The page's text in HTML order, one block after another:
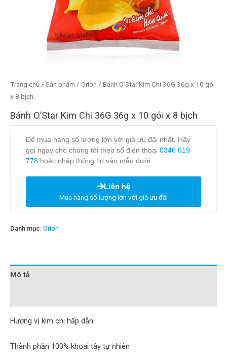
Trang chủ / Sản phẩm / Orion / Bánh O’Star Kim Chi 36G 36g x 10 gói
x 8 bịch
Bánh O’Star Kim Chi 36G 36g x 10 gói x 8 bịch
Để mua hàng số lượng lớn với giá ưu đãi nhất. Hãy
gọi ngay cho chúng tôi theo số điện thoại 0346 019
778 hoặc nhập thông tin vào mẫu dưới
Liên hệ
Mua hàng số lượng lớn với giá ưu đãi
Danh mục: Orion
Mô tả
Hương vị kim chi hấp dẫn
Thành phần 100% khoai tây tự nhiên